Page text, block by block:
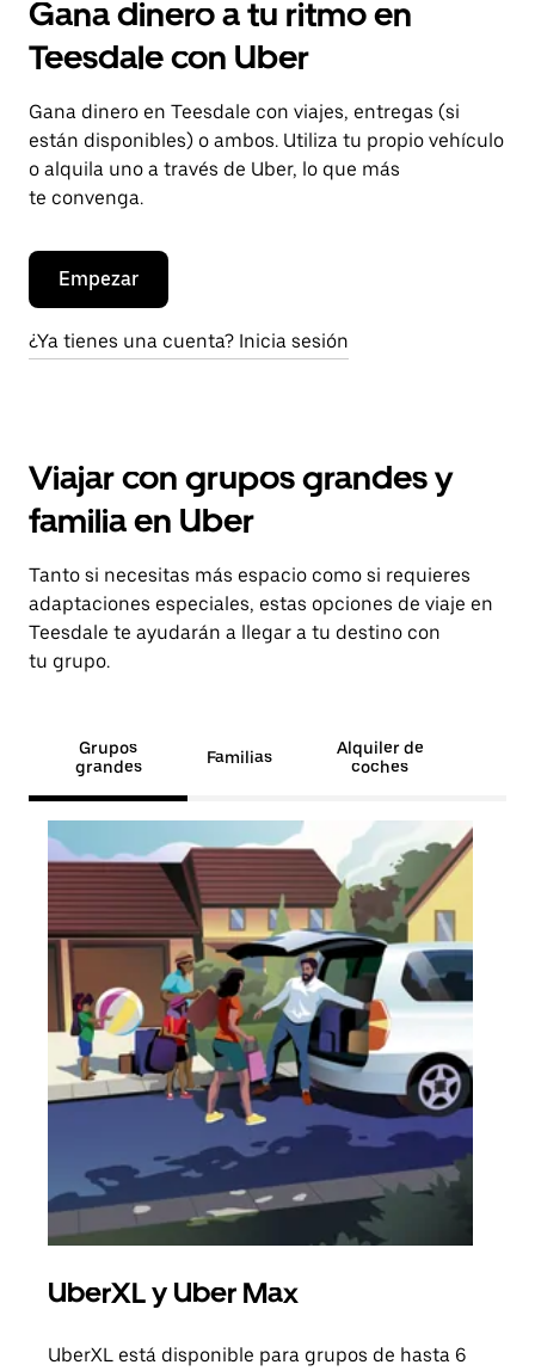
Gana dinero a tu ritmo en
Teesdale con Uber
Gana dinero en Teesdale con viajes, entregas (si
están disponibles) o ambos. Utiliza tu propio vehículo
o alquila uno a través de Uber, lo que más
te convenga.
Empezar
¿Ya tienes una cuenta? Inicia sesión
Viajar con grupos grandes y
familia en Uber
Tanto si necesitas más espacio como si requieres
adaptaciones especiales, estas opciones de viaje en
Teesdale te ayudarán a llegar a tu destino con
tu grupo.
Grupos
grandes
Familias
Alquiler de
coches
UberXL y Uber Max
UberXL está disponible para grupos de hasta 6